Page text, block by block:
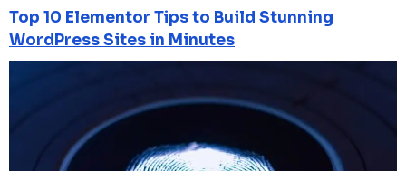
Top 10 Elementor Tips to Build Stunning
WordPress Sites in Minutes